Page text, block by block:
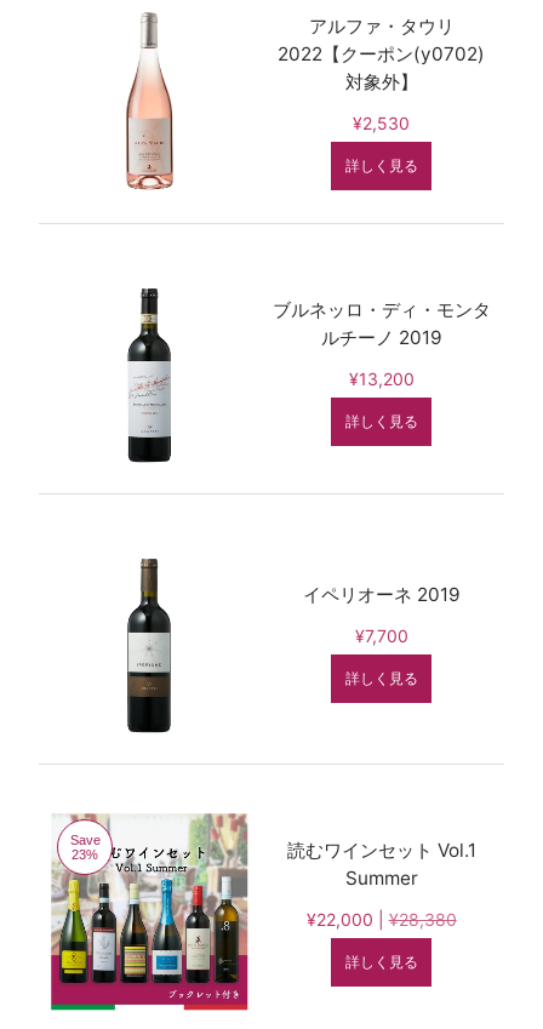
アルファ・タウリ
2022【クーポン(y0702)
対象外】
¥2,530
詳しく見る
ブルネッロ・ディ・モンタ
ルチーノ 2019
¥13,200
詳しく見る
イペリオーネ 2019
¥7,700
詳しく見る
Save
23%
読むワインセット Vol.1
Summer
¥22,000 |¥28,380
詳しく見る